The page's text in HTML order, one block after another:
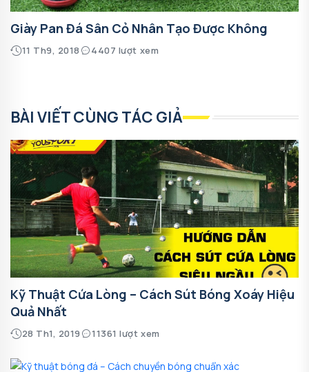
Giày Pan Đá Sân Cỏ Nhân Tạo Được Không
11 Th9, 2018 4407 lượt xem
BÀI VIẾT CÙNG TÁC GIẢ
Kỹ Thuật Cứa Lòng – Cách Sút Bóng Xoáy Hiệu
Quả Nhất
28 Th1, 2019 11361 lượt xem